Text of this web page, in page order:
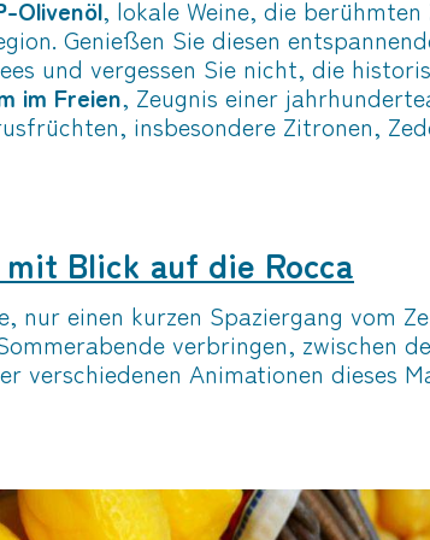
Olivenöl, lokale Weine, die berühmten
Genießen Sie diesen
und vergessen Sie nicht, die
im Freien, Zeugnis einer
insbesondere Zitronen,
Blick auf die Rocca
nur einen kurzen Spaziergang vom
verbringen, zwischen
verschiedenen Animationen dieses